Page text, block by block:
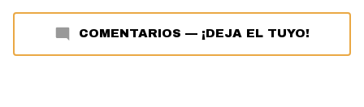
COMENTARIOS — ¡DEJA EL TUYO!